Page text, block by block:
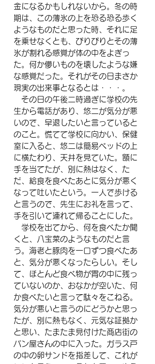
金になるかもしれないから。冬の時
期は、この薄氷の上を恐る恐る歩く
ようなものだと思った時、それに足
を乗せなくとも、ぴりぴりとその薄
氷が割れる感覚が体の中をよぎっ
た。何か儚いものを壊したような嫌
な感覚だった。それがその日まさか
現実の出来事となるとは・・・。
その日の午後二時過ぎに学校の先
生から電話があり、悠二が気分が悪
いので、早退したいと言っていると
のこと。慌てて学校に向かい、保健
室に入ると、悠二は簡易ベッドの上
に横たわり、天井を見ていた。額に
手を当てたが、別に熱はなく、た
だ、給食を食べたあとに気分が悪く
なって吐いたという。一人で歩ける
と言うので、先生にお礼を言って、
手を引いて連れて帰ることにした。
学校を出てから、何を食べたか聞
くと、八宝菜のようなものだと言
う。海老と豚肉を一口ずつ食べたあ
と、気分が悪くなったらしい。そし
て、ほとんど食べ物が胃の中に残っ
ていないのか、おなかが空いた、何
か食べたいと言って駄々をこねる。
気分が悪いと言うのにどうかと思っ
たが、別に熱もなく、元気な証拠か
と思い、たまたま見付けた商店街の
パン屋さんの中に入った。ガラス戸
の中の卵サンドを指差して、これが